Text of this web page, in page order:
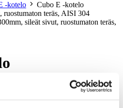
-kotelo
Cubo E -kotelo
teräs, AISI 304
sileät sivut,
AISI 304